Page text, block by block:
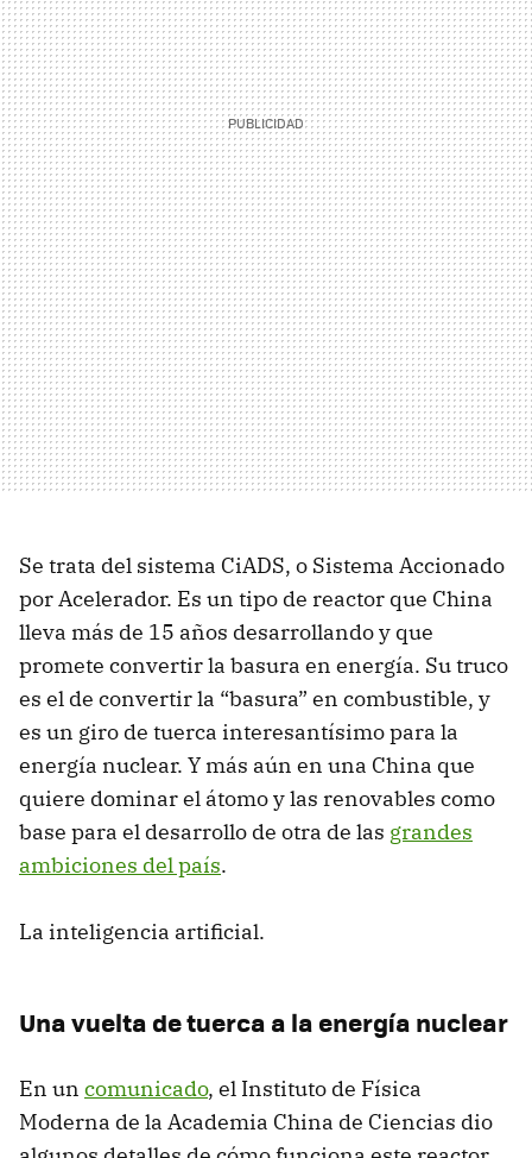
Se trata del sistema CiADS, o Sistema Accionado
por Acelerador. Es un tipo de reactor que China
lleva más de 15 años desarrollando y que
promete convertir la basura en energía. Su truco
es el de convertir la “basura” en combustible, y
es un giro de tuerca interesantísimo para la
energía nuclear. Y más aún en una China que
quiere dominar el átomo y las renovables como
base para el desarrollo de otra de las grandes
ambiciones del país.
La inteligencia artificial.
Una vuelta de tuerca a la energía nuclear
En un comunicado, el Instituto de Física
Moderna de la Academia China de Ciencias dio